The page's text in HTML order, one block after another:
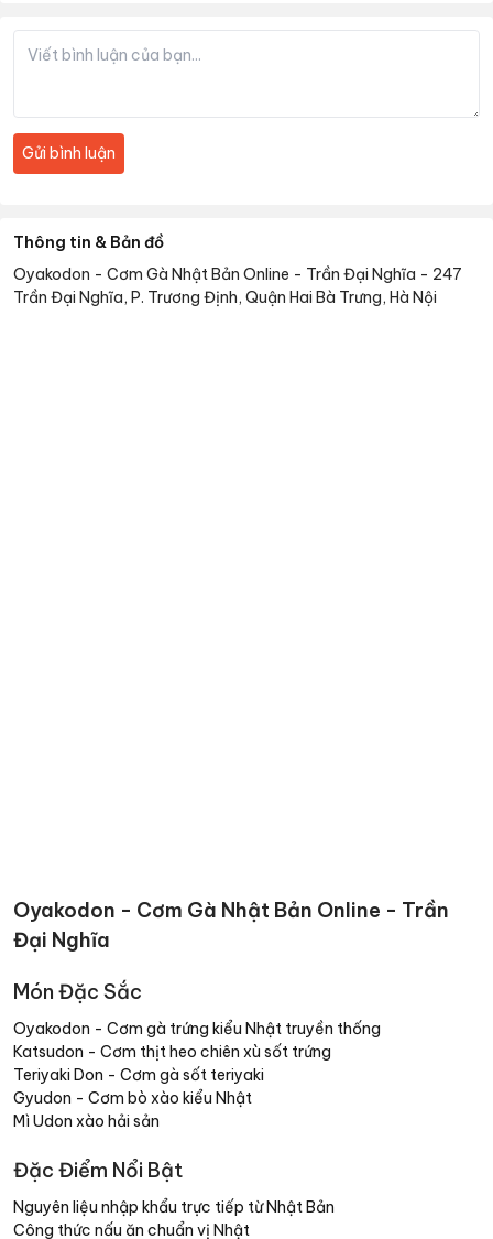
Gửi bình luận
Thông tin & Bản đồ
Oyakodon - Cơm Gà Nhật Bản Online - Trần Đại Nghĩa - 247
Trần Đại Nghĩa, P. Trương Định, Quận Hai Bà Trưng, Hà Nội
Oyakodon - Cơm Gà Nhật Bản Online - Trần
Đại Nghĩa
Món Đặc Sắc
Oyakodon - Cơm gà trứng kiểu Nhật truyền thống
Katsudon - Cơm thịt heo chiên xù sốt trứng
Teriyaki Don - Cơm gà sốt teriyaki
Gyudon - Cơm bò xào kiểu Nhật
Mì Udon xào hải sản
Đặc Điểm Nổi Bật
Nguyên liệu nhập khẩu trực tiếp từ Nhật Bản
Công thức nấu ăn chuẩn vị Nhật